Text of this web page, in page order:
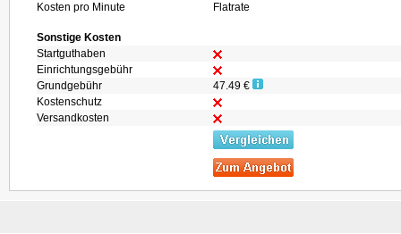
Kosten pro Minute
Flatrate
Sonstige Kosten
Startguthaben
Einrichtungsgebühr
Grundgebühr
47.49 €
Kostenschutz
Versandkosten